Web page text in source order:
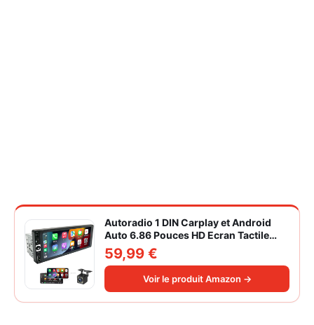
Autoradio 1 DIN Carplay et Android
Auto 6.86 Pouces HD Ecran Tactile
Poste Radio Voiture Soutien Lien
Miroir iOS/Android/Radio FM/USB/EQ
Autoradio Bluetooth Caméra de Recul
59,99 €
Voir le produit Amazon →